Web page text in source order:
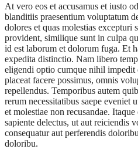
At vero eos et accusamus et iusto
blanditiis praesentium voluptatum
dolores et quas molestias excepturi
provident, similique sunt in culpa
id est laborum et dolorum fuga. Et
expedita distinctio. Nam libero
eligendi optio cumque nihil
placeat facere possimus, omnis
repellendus. Temporibus autem
rerum necessitatibus saepe eveniet
et molestiae non recusandae.
sapiente delectus, ut aut reiciendis
consequatur aut perferendis
doloribu.